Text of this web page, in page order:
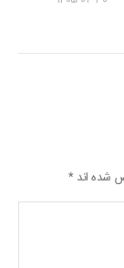
شده اند*